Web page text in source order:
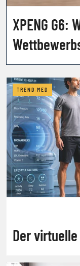
XPENG G6:
TREND.MED
Der